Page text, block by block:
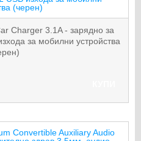
Charger 3.1A - зарядно за
за мобилни устройства